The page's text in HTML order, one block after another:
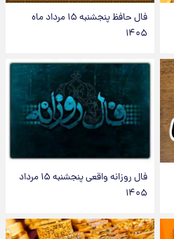
فال حافظ پنجشنبه ۱۵ مرداد ماه
۱۴۰۵
فال روزانه واقعی پنجشنبه ۱۵ مرداد
۱۴۰۵